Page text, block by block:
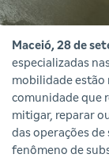
Maceió, 28 de
especializadas
mobilidade estão
comunidade que
mitigar, reparar
das operações
fenômeno de